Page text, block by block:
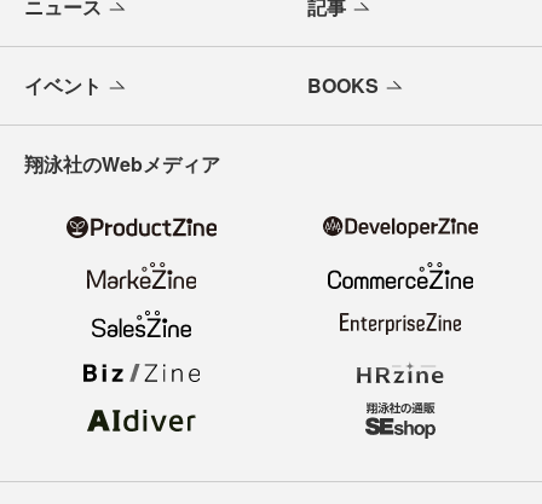
ニュース 記事
イベント BOOKS
翔泳社のWebメディア